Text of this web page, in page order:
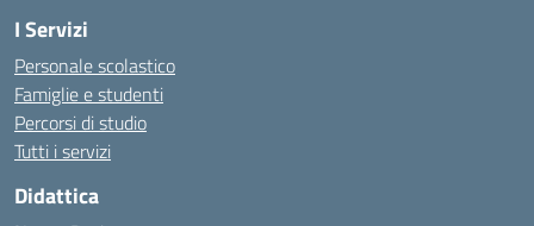
I Servizi
Personale scolastico
Famiglie e studenti
Percorsi di studio
Tutti i servizi
Didattica